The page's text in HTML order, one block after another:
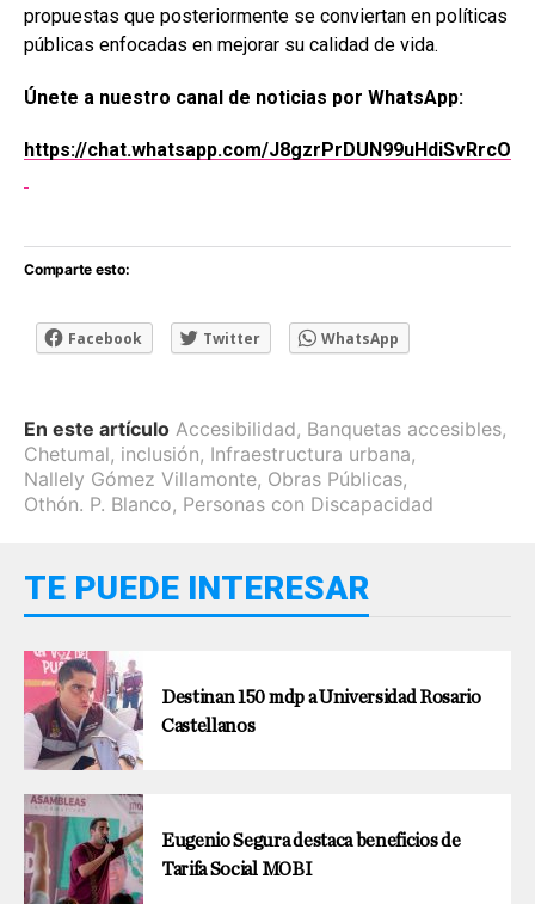
propuestas que posteriormente se conviertan en políticas
públicas enfocadas en mejorar su calidad de vida.
Únete a nuestro canal de noticias por WhatsApp:
https://chat.whatsapp.com/J8gzrPrDUN99uHdiSvRrcO
Comparte esto:
Facebook Twitter WhatsApp
En este artículo Accesibilidad, Banquetas accesibles,
Chetumal, inclusión, Infraestructura urbana,
Nallely Gómez Villamonte, Obras Públicas,
Othón. P. Blanco, Personas con Discapacidad
TE PUEDE INTERESAR
Destinan 150 mdp a Universidad Rosario
Castellanos
Eugenio Segura destaca beneficios de
Tarifa Social MOBI